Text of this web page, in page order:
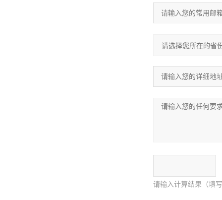
请输入计算结果（填